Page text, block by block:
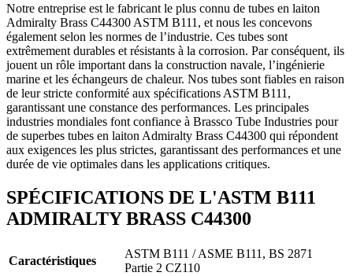
Notre entreprise est le fabricant le plus connu de tubes en laiton
Admiralty Brass C44300 ASTM B111, et nous les concevons
également selon les normes de l’industrie. Ces tubes sont
extrêmement durables et résistants à la corrosion. Par conséquent, ils
jouent un rôle important dans la construction navale, l’ingénierie
marine et les échangeurs de chaleur. Nos tubes sont fiables en raison
de leur stricte conformité aux spécifications ASTM B111,
garantissant une constance des performances. Les principales
industries mondiales font confiance à Brassco Tube Industries pour
de superbes tubes en laiton Admiralty Brass C44300 qui répondent
aux exigences les plus strictes, garantissant des performances et une
durée de vie optimales dans les applications critiques.
SPÉCIFICATIONS DE L'ASTM B111
ADMIRALTY BRASS C44300
Caractéristiques
ASTM B111 / ASME B111, BS 2871
Partie 2 CZ110